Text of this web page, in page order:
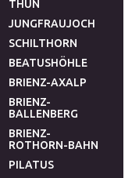
THUN
JUNGFRAUJOCH
SCHILTHORN
BEATUSHÖHLE
BRIENZ-AXALP
BRIENZ-
BALLENBERG
BRIENZ-
ROTHORN-BAHN
PILATUS